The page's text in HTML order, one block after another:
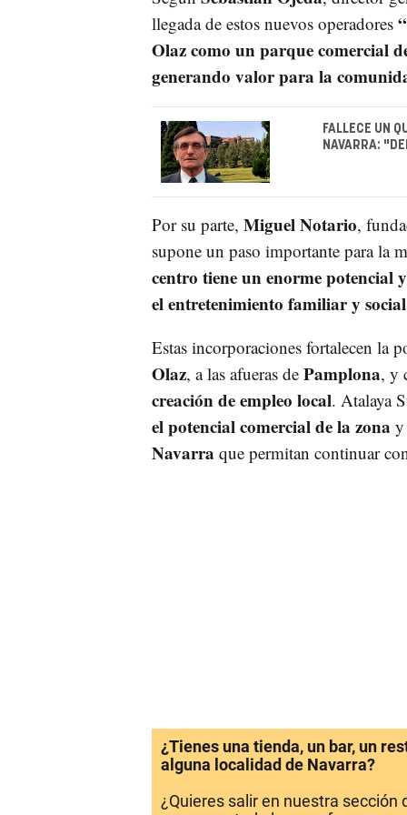
llegada de estos nuevos operadores
Olaz como un parque comercial
generando valor para la
FALLECE UN
NAVARRA:
Por su parte, Miguel Notario,
supone un paso importante para la
centro tiene un enorme potencial
el entretenimiento familiar y
Estas incorporaciones fortalecen la
Olaz, a las afueras de Pamplona, y
creación de empleo local. Atalaya
el potencial comercial de la zona y
Navarra que permitan continuar
¿Tienes una tienda, un bar, un
alguna localidad de Navarra?
¿Quieres salir en nuestra sección